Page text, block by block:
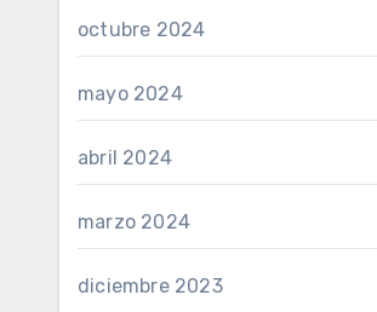
octubre 2024
mayo 2024
abril 2024
marzo 2024
diciembre 2023